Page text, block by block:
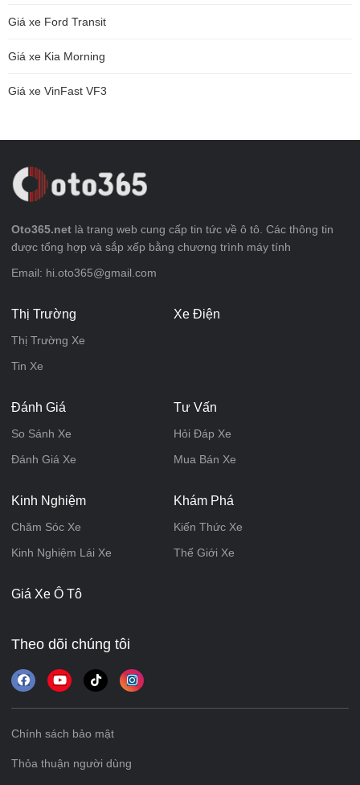
Giá xe Ford Transit
Giá xe Kia Morning
Giá xe VinFast VF3
Oto365.net là trang web cung cấp tin tức về ô tô. Các thông tin
được tổng hợp và sắp xếp bằng chương trình máy tính
Email: hi.oto365@gmail.com
Thị Trường
Thị Trường Xe
Tin Xe
Xe Điện
Đánh Giá
So Sánh Xe
Đánh Giá Xe
Tư Vấn
Hỏi Đáp Xe
Mua Bán Xe
Kinh Nghiệm
Chăm Sóc Xe
Kinh Nghiệm Lái Xe
Khám Phá
Kiến Thức Xe
Thế Giới Xe
Giá Xe Ô Tô
Theo dõi chúng tôi
Chính sách bảo mật
Thỏa thuận người dùng